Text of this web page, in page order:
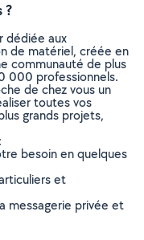
?
dédiée aux
de matériel, créée en
communauté de plus
000 professionnels.
de chez vous un
toutes vos
grands projets,
besoin en quelques
et
messagerie privée et